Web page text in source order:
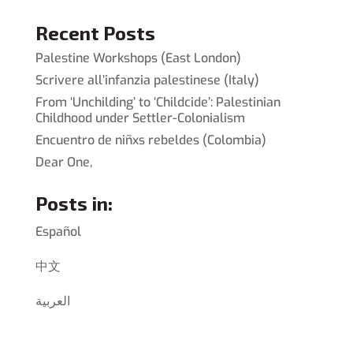
Recent Posts
Palestine Workshops (East London)
Scrivere all’infanzia palestinese (Italy)
From ‘Unchilding’ to ‘Childcide’: Palestinian
Childhood under Settler-Colonialism
Encuentro de niñxs rebeldes (Colombia)
Dear One,
Posts in:
Español
中文
العربية